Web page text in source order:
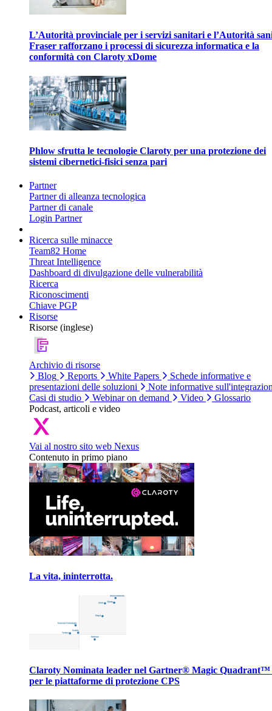
L’Autorità provinciale per i servizi sanitari e l’Autorità
Fraser rafforzano i processi di sicurezza informatica e la
conformità con Claroty xDome
Phlow sfrutta le tecnologie Claroty per una protezione dei
sistemi cibernetici-fisici senza pari
Partner
Partner di alleanza tecnologica
Partner di canale
Login Partner
Ricerca sulle minacce
Team82 Home
Threat Intelligence
Dashboard di divulgazione delle vulnerabilità
Ricerca
Riconoscimenti
Chiave PGP
Risorse
Risorse (inglese)
Archivio di risorse
Blog
Reports White Papers
Schede informative e
presentazioni delle soluzioni
Note informative
Casi di studio
Webinar on demand Video
Glossario
Podcast, articoli e video
Vai al nostro sito web Nexus
Contenuto in primo piano
La vita, ininterrotta.
Claroty Nominata leader nel Gartner® Magic Quadrant™
per le piattaforme di protezione CPS